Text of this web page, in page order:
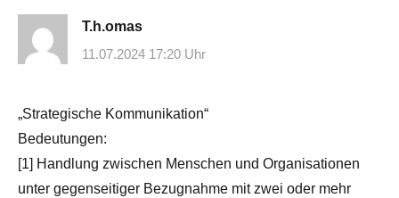
T.h.omas
11.07.2024 17:20 Uhr
„Strategische Kommunikation“
Bedeutungen:
[1] Handlung zwischen Menschen und Organisationen
unter gegenseitiger Bezugnahme mit zwei oder mehr